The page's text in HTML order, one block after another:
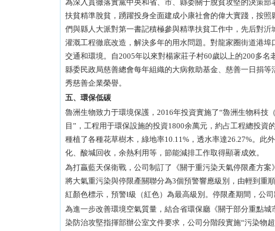
為深入貫徹落實黨中央和省、市、縣委關于脫貧攻堅的決策
扶貧精準脫貧，踴躍投身全面建成小康社會的偉大實踐，按
們與縣人大派對第一書記積極參與精準扶貧工作中，先后對
灌溉工程徹底改造，解決多年的用水問題。對龍家圈街道港
交通和環境。自2005年以來對楊家莊子村60歲以上的200多
縣委民政局慈善總會每年組織的大病救助基金、慈善一日捐
秀慈善企業榮譽。
五、環保低碳
魯洲生物致力于環境保護，2016年投資實施了“魯洲生物科
目”，工程用于環保設施的投資1800余萬元，約占工程總投資
種植了各種花草樹木，綠地率10.11%，透水率達26.27%。此
化、酸堿回收，余熱利用等，節能減排工作取得顯著成效。
為打贏藍天保衛戰，公司制訂了《關于重污染天氣停限產方
將大氣重污染與停限產關聯分為3個預警響應級別，由輕到重
紅顏色標示，預警Ⅰ級（紅色）為最高級別。停限產期間，公
為進一步改善環境空氣質量，結合省環保廳《關于部分重點
染防治攻堅指揮部辦公室文件要求，公司分階段實施“污染物